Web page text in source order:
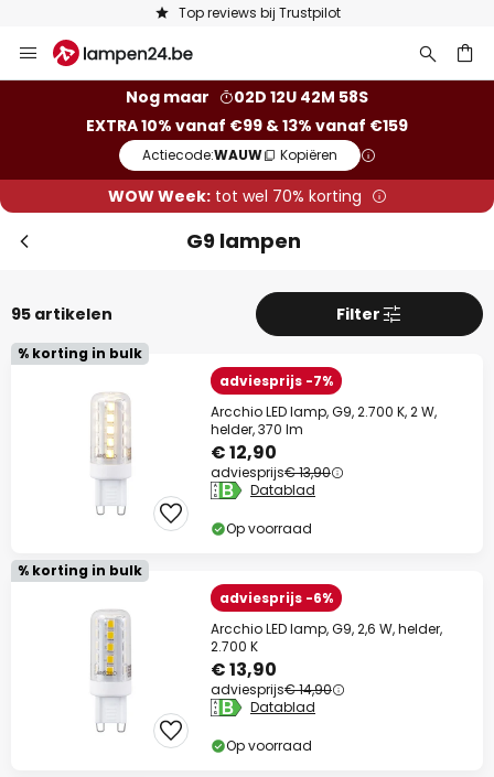
Keuze uit 50.000 lampen
naar
Nog maar
02D 12U 42M 57S
EXTRA 10% vanaf €99 & 13% vanaf €159
Actiecode:WAUW Kopiëren
WOW Week:tot wel 70% korting
G9 lampen
95 artikelen Filter
% korting in bulk
adviesprijs -7%
Arcchio LED lamp, G9, 2.700 K, 2 W,
helder, 370 lm
€ 12,90
adviesprijs€ 13,90
Datablad
Op voorraad
% korting in bulk
adviesprijs -6%
Arcchio LED lamp, G9, 2,6 W, helder,
2.700 K
€ 13,90
adviesprijs€ 14,90
Datablad
Op voorraad